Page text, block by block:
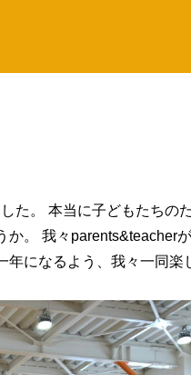
た。 本当に子どもたちの
。 我々parents&teacher
になるよう、我々一同楽